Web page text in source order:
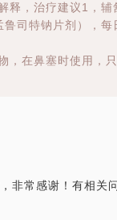
释，治疗建议1，辅
司特钠片剂），
，在鼻塞时使用，
非常感谢！有相关